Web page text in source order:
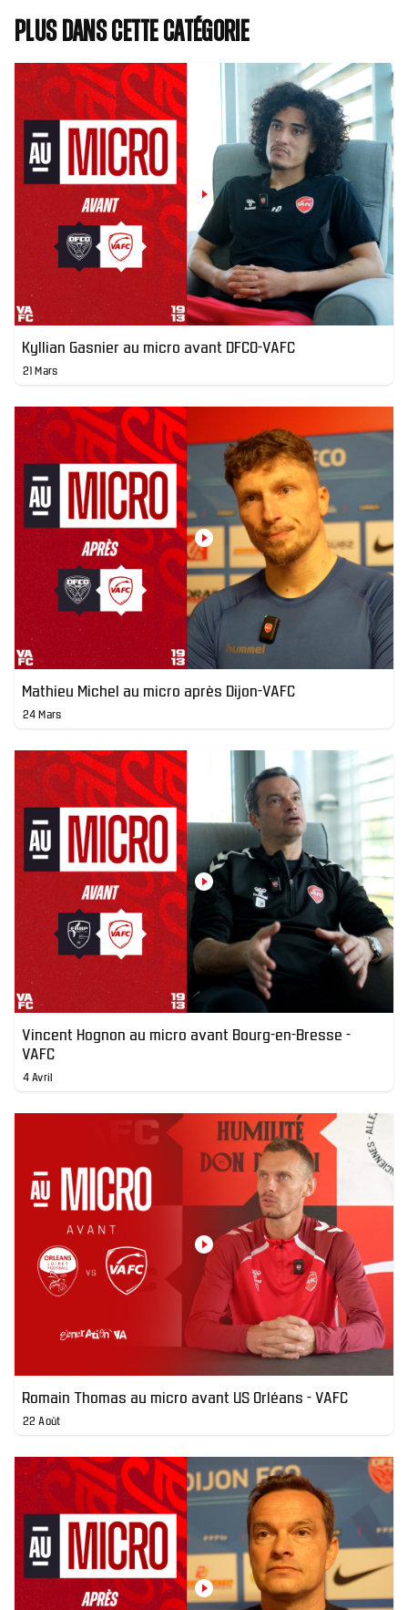
Plus dans cette catégorie
Kyllian Gasnier au micro avant DFCO-VAFC
21 Mars
Mathieu Michel au micro après Dijon-VAFC
24 Mars
Vincent Hognon au micro avant Bourg-en-Bresse -
VAFC
4 Avril
Romain Thomas au micro avant US Orléans - VAFC
22 Août